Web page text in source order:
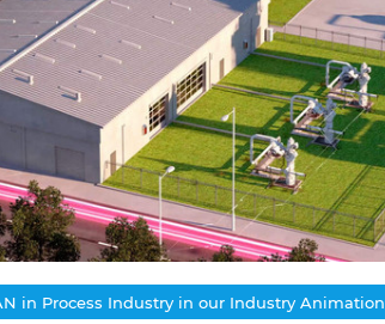
in Process Industry in our Industry Animation